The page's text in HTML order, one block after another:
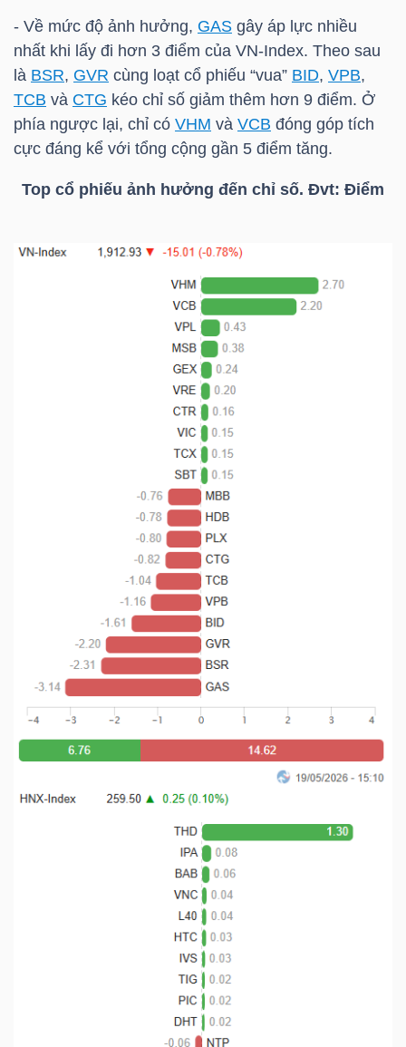
- Về mức độ ảnh hưởng, GAS gây áp lực nhiều
nhất khi lấy đi hơn 3 điểm của VN-Index. Theo sau
là BSR, GVR cùng loạt cổ phiếu “vua” BID, VPB,
TCB và CTG kéo chỉ số giảm thêm hơn 9 điểm. Ở
phía ngược lại, chỉ có VHM và VCB đóng góp tích
cực đáng kể với tổng cộng gần 5 điểm tăng.
Top cổ phiếu ảnh hưởng đến chỉ số. Đvt: Điểm
CỤ
TƯ
XUẤT
LIỆU
VẬT
LIỆU